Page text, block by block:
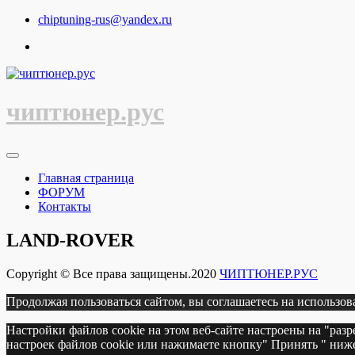
Перейти
содержимому
chiptuning-rus@yandex.ru
чиптюнер.рус
Главная страница
ФОРУМ
Контакты
LAND-ROVER
Copyright © Все права защищены.2020 ЧИПТЮНЕР.РУС
Продолжая пользоваться сайтом, вы соглашаетесь на
Настройки файлов cookie на этом веб-сайте настроены на
настроек файлов cookie или нажимаете кнопку" Принять "